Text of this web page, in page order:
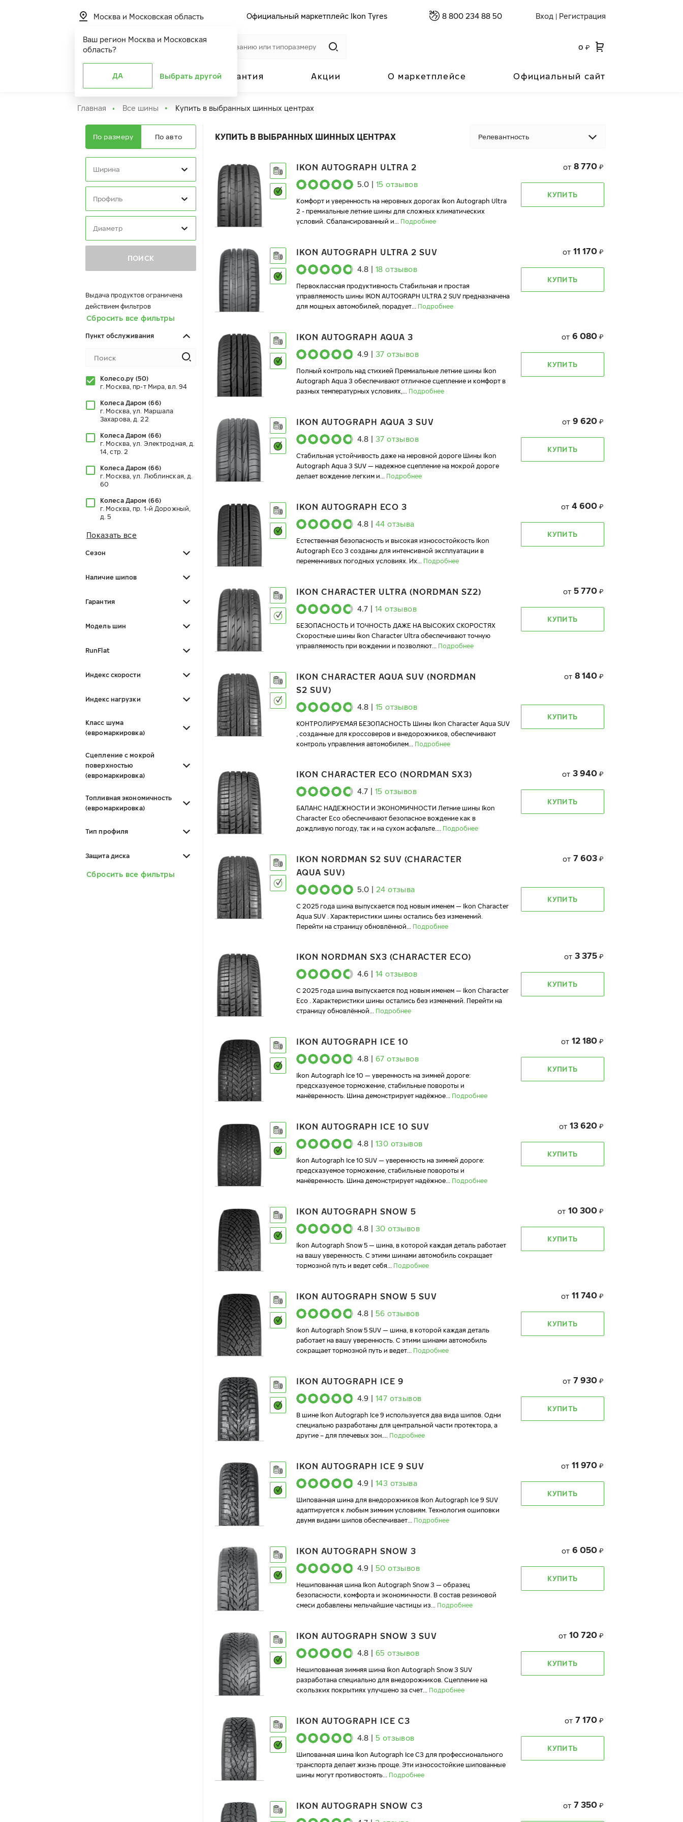
Ваш регион Москва и Московская
область?
ДА Выбрать другой
Москва и Московская область Официальный маркетплейс Ikon Tyres 8 800 234 88 50 Вход Регистрация
0 ₽
Расширенная гарантия Акции О маркетплейсе Официальный сайт
Главная Все шины Купить в выбранных шинных центрах
По размеру По авто
Ширина
Профиль
Диаметр
ПОИСК
Выдача продуктов ограничена
действием фильтров
Сбросить все фильтры
Пункт обслуживания
Колесо.ру (50)
г. Москва, пр-т Мира, вл. 94
Колеса Даром (66)
г. Москва, ул. Маршала
Захарова, д. 22
Колеса Даром (66)
г. Москва, ул. Электродная, д.
14, стр. 2
Колеса Даром (66)
г. Москва, ул. Люблинская, д.
60
Колеса Даром (66)
г. Москва, пр. 1-й Дорожный,
д. 5
Показать все
Сезон
Наличие шипов
Гарантия
Модель шин
RunFlat
Индекс скорости
Индекс нагрузки
Класс шума
(евромаркировка)
Сцепление с мокрой
поверхностью
(евромаркировка)
Топливная экономичность
(евромаркировка)
Тип профиля
Защита диска
Сбросить все фильтры
КУПИТЬ В ВЫБРАННЫХ ШИННЫХ ЦЕНТРАХ Релевантность
IKON AUTOGRAPH ULTRA 2
5.0 15 отзывов
Комфорт и уверенность на неровных дорогах Ikon Autograph Ultra
2 - премиальные летние шины для сложных климатических
условий. Сбалансированный и... Подробнее
от 8 770 ₽
КУПИТЬ
IKON AUTOGRAPH ULTRA 2 SUV
4.8 18 отзывов
Первоклассная продуктивность Стабильная и простая
управляемость шины IKON AUTOGRAPH ULTRA 2 SUV предназначена
для мощных автомобилей, порадует... Подробнее
от 11 170 ₽
КУПИТЬ
IKON AUTOGRAPH AQUA 3
4.9 37 отзывов
Полный контроль над стихией Премиальные летние шины Ikon
Autograph Aqua 3 обеспечивают отличное сцепление и комфорт в
разных температурных условиях,... Подробнее
от 6 080 ₽
КУПИТЬ
IKON AUTOGRAPH AQUA 3 SUV
4.8 37 отзывов
Стабильная устойчивость даже на неровной дороге Шины Ikon
Autograph Aqua 3 SUV — надежное сцепление на мокрой дороге
делает вождение легким и... Подробнее
от 9 620 ₽
КУПИТЬ
IKON AUTOGRAPH ECO 3
4.8 44 отзыва
Естественная безопасность и высокая износостойкость Ikon
Autograph Eco 3 созданы для интенсивной эксплуатации в
переменчивых погодных условиях. Их... Подробнее
от 4 600 ₽
КУПИТЬ
IKON CHARACTER ULTRA (NORDMAN SZ2)
4.7 14 отзывов
БЕЗОПАСНОСТЬ И ТОЧНОСТЬ ДАЖЕ НА ВЫСОКИХ СКОРОСТЯХ
Скоростные шины Ikon Character Ultra обеспечивают точную
управляемость при вождении и позволяют... Подробнее
от 5 770 ₽
КУПИТЬ
IKON CHARACTER AQUA SUV (NORDMAN
S2 SUV)
4.8 15 отзывов
КОНТРОЛИРУЕМАЯ БЕЗОПАСНОСТЬ Шины Ikon Character Aqua SUV
, созданные для кроссоверов и внедорожников, обеспечивают
контроль управления автомобилем... Подробнее
от 8 140 ₽
КУПИТЬ
IKON CHARACTER ECO (NORDMAN SX3)
4.7 15 отзывов
БАЛАНС НАДЕЖНОСТИ И ЭКОНОМИЧНОСТИ Летние шины Ikon
Character Eco обеспечивают безопасное вождение как в
дождливую погоду, так и на сухом асфальте.... Подробнее
от 3 940 ₽
КУПИТЬ
IKON NORDMAN S2 SUV (CHARACTER
AQUA SUV)
5.0 24 отзыва
C 2025 года шина выпускается под новым именем — Ikon Character
Aqua SUV . Характеристики шины остались без изменений.
Перейти на страницу обновлённой... Подробнее
от 7 603 ₽
КУПИТЬ
IKON NORDMAN SX3 (CHARACTER ECO)
4.6 14 отзывов
C 2025 года шина выпускается под новым именем — Ikon Character
Eco . Характеристики шины остались без изменений. Перейти на
страницу обновлённой... Подробнее
от 3 375 ₽
КУПИТЬ
IKON AUTOGRAPH ICE 10
4.8 67 отзывов
Ikon Autograph Ice 10 — уверенность на зимней дороге:
предсказуемое торможение, стабильные повороты и
манёвренность. Шина демонстрирует надёжное... Подробнее
от 12 180 ₽
КУПИТЬ
IKON AUTOGRAPH ICE 10 SUV
4.8 130 отзывов
Ikon Autograph Ice 10 SUV — уверенность на зимней дороге:
предсказуемое торможение, стабильные повороты и
манёвренность. Шина демонстрирует надёжное... Подробнее
от 13 620 ₽
КУПИТЬ
IKON AUTOGRAPH SNOW 5
4.8 30 отзывов
Ikon Autograph Snow 5 — шина, в которой каждая деталь работает
на вашу уверенность. С этими шинами автомобиль сокращает
тормозной путь и ведет себя... Подробнее
от 10 300 ₽
КУПИТЬ
IKON AUTOGRAPH SNOW 5 SUV
4.8 56 отзывов
Ikon Autograph Snow 5 SUV — шина, в которой каждая деталь
работает на вашу уверенность. С этими шинами автомобиль
сокращает тормозной путь и ведет... Подробнее
от 11 740 ₽
КУПИТЬ
IKON AUTOGRAPH ICE 9
4.9 147 отзывов
В шине Ikon Autograph Ice 9 используется два вида шипов. Одни
специально разработаны для центральной части протектора, а
другие – для плечевых зон.... Подробнее
от 7 930 ₽
КУПИТЬ
IKON AUTOGRAPH ICE 9 SUV
4.9 143 отзыва
Шипованная шина для внедорожников Ikon Autograph Ice 9 SUV
адаптируется к любым зимним условиям. Технология ошиповки
двумя видами шипов обеспечивает... Подробнее
от 11 970 ₽
КУПИТЬ
IKON AUTOGRAPH SNOW 3
4.9 50 отзывов
Нешипованная шина Ikon Autograph Snow 3 — образец
безопасности, комфорта и экономичности. В состав резиновой
смеси добавлены мельчайшие частицы из... Подробнее
от 6 050 ₽
КУПИТЬ
IKON AUTOGRAPH SNOW 3 SUV
4.8 65 отзывов
Нешипованная зимняя шина Ikon Autograph Snow 3 SUV
разработана специально для внедорожников. Сцепление на
скользких покрытиях улучшено за счет... Подробнее
от 10 720 ₽
КУПИТЬ
IKON AUTOGRAPH ICE C3
4.8 5 отзывов
Шипованная шина Ikon Autograph Ice C3 для профессионального
транспорта делает жизнь проще. Эти износостойкие шипованные
шины могут противостоять... Подробнее
от 7 170 ₽
КУПИТЬ
IKON AUTOGRAPH SNOW C3 от 7 350 ₽